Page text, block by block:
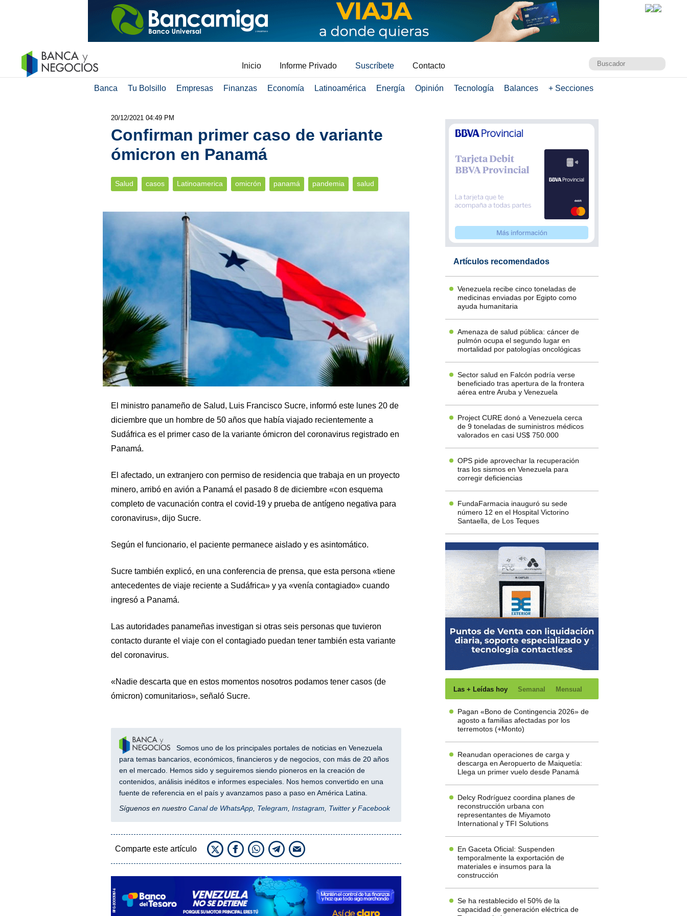
Inicio Informe Privado Suscríbete Contacto
Banca Tu Bolsillo Empresas Finanzas Economía Latinoamérica Energía Opinión Tecnología Balances + Secciones
20/12/2021 04:49 PM
Confirman primer caso de variante
ómicron en Panamá
Salud casos Latinoamerica omicrón panamá pandemia salud
El ministro panameño de Salud, Luis Francisco Sucre, informó este lunes 20 de
diciembre que un hombre de 50 años que había viajado recientemente a
Sudáfrica es el primer caso de la variante ómicron del coronavirus registrado en
Panamá.
El afectado, un extranjero con permiso de residencia que trabaja en un proyecto
minero, arribó en avión a Panamá el pasado 8 de diciembre «con esquema
completo de vacunación contra el covid-19 y prueba de antígeno negativa para
coronavirus», dijo Sucre.
Según el funcionario, el paciente permanece aislado y es asintomático.
Sucre también explicó, en una conferencia de prensa, que esta persona «tiene
antecedentes de viaje reciente a Sudáfrica» y ya «venía contagiado» cuando
ingresó a Panamá.
Las autoridades panameñas investigan si otras seis personas que tuvieron
contacto durante el viaje con el contagiado puedan tener también esta variante
del coronavirus.
«Nadie descarta que en estos momentos nosotros podamos tener casos (de
ómicron) comunitarios», señaló Sucre.
Somos uno de los principales portales de noticias en Venezuela
para temas bancarios, económicos, financieros y de negocios, con más de 20 años
en el mercado. Hemos sido y seguiremos siendo pioneros en la creación de
contenidos, análisis inéditos e informes especiales. Nos hemos convertido en una
fuente de referencia en el país y avanzamos paso a paso en América Latina.
Síguenos en nuestro Canal de WhatsApp, Telegram, Instagram, TwitteryFacebook
Comparte este artículo
Artículos recomendados
Venezuela recibe cinco toneladas de
medicinas enviadas por Egipto como
ayuda humanitaria
Amenaza de salud pública: cáncer de
pulmón ocupa el segundo lugar en
mortalidad por patologías oncológicas
Sector salud en Falcón podría verse
beneficiado tras apertura de la frontera
aérea entre Aruba y Venezuela
Project CURE donó a Venezuela cerca
de 9 toneladas de suministros médicos
valorados en casi US$ 750.000
OPS pide aprovechar la recuperación
tras los sismos en Venezuela para
corregir deficiencias
FundaFarmacia inauguró su sede
número 12 en el Hospital Victorino
Santaella, de Los Teques
Las + Leídas hoy Semanal Mensual
Pagan «Bono de Contingencia 2026» de
agosto a familias afectadas por los
terremotos (+Monto)
Reanudan operaciones de carga y
descarga en Aeropuerto de Maiquetía:
Llega un primer vuelo desde Panamá
Delcy Rodríguez coordina planes de
reconstrucción urbana con
representantes de Miyamoto
International y TFI Solutions
En Gaceta Oficial: Suspenden
temporalmente la exportación de
materiales e insumos para la
construcción
Se ha restablecido el 50% de la
capacidad de generación eléctrica de